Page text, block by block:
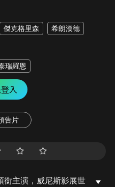
傑克格里森 希朗漢德
瑞羅恩
入
告片
主演，威尼斯影展世